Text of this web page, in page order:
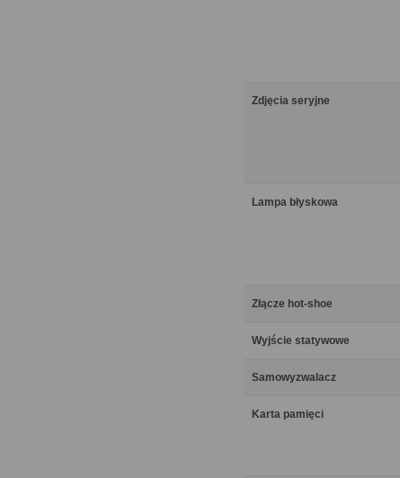
Zdjęcia seryjne
Lampa błyskowa
Złącze hot-shoe
Wyjście statywowe
Samowyzwalacz
Karta pamięci